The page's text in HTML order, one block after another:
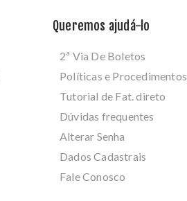
Queremos ajudá-lo
2ª Via De Boletos
Políticas e Procedimentos
Tutorial de Fat. direto
Dúvidas frequentes
Alterar Senha
Dados Cadastrais
Fale Conosco